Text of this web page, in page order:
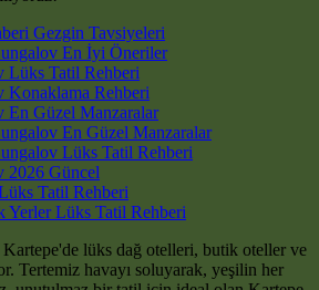
Gezgin Tavsiyeleri
En İyi Öneriler
Lüks Tatil Rehberi
Konaklama Rehberi
En Güzel Manzaralar
En Güzel Manzaralar
Lüks Tatil Rehberi
2026 Güncel
Lüks Tatil Rehberi
Yerler Lüks Tatil Rehberi
Kartepe'de lüks dağ otelleri, butik oteller ve
Tertemiz havayı soluyarak, yeşilin her